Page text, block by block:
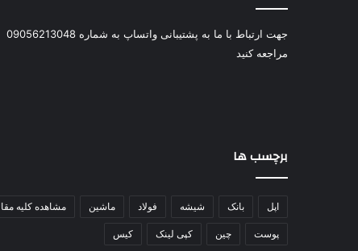
جهت ارتباط با ما به پشتیبانی واتساپ به شماره 09056213048
مراجعه کنید
برچسب ها
اپل بانک شیشه فولاد ماشین مشاهده کلیه
پوست چین کپی لینک کیس